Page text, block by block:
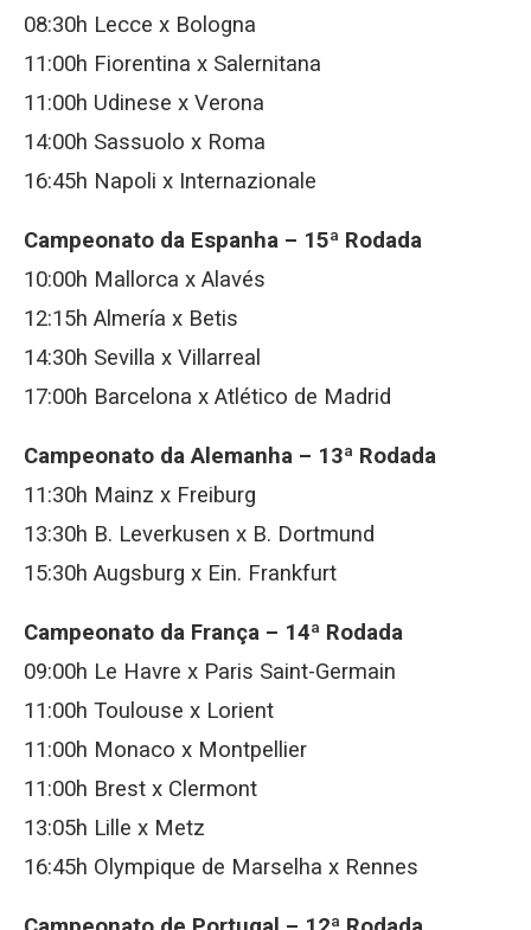
08:30h Lecce x Bologna
11:00h Fiorentina x Salernitana
11:00h Udinese x Verona
14:00h Sassuolo x Roma
16:45h Napoli x Internazionale
Campeonato da Espanha – 15ª Rodada
10:00h Mallorca x Alavés
12:15h Almería x Betis
14:30h Sevilla x Villarreal
17:00h Barcelona x Atlético de Madrid
Campeonato da Alemanha – 13ª Rodada
11:30h Mainz x Freiburg
13:30h B. Leverkusen x B. Dortmund
15:30h Augsburg x Ein. Frankfurt
Campeonato da França – 14ª Rodada
09:00h Le Havre x Paris Saint-Germain
11:00h Toulouse x Lorient
11:00h Monaco x Montpellier
11:00h Brest x Clermont
13:05h Lille x Metz
16:45h Olympique de Marselha x Rennes